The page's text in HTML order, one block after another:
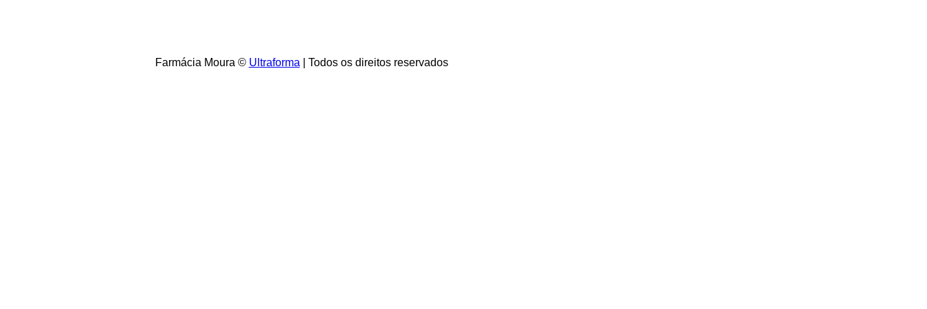
Farmácia Moura © Ultraforma | Todos os direitos reservados